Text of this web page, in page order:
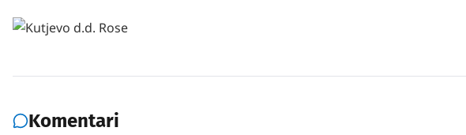
Komentari